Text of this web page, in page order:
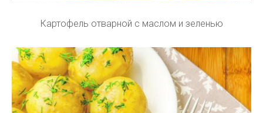
Картофель отварной с маслом и зеленью